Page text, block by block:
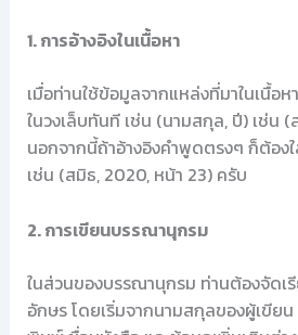
1. การอ้างอิงในเนื้อหา
เมื่อท่านใช้ข้อมูลจากแหล่งที่มาในเนื้อห
ในวงเล็บทันที เช่น (นามสกุล, ปี) เช่น
นอกจากนี้ถ้าอ้างอิงคำพูดตรงๆ ก็ต้อง
เช่น (สมิธ, 2020, หน้า 23) ครับ
2. การเขียนบรรณานุกรม
ในส่วนของบรรณานุกรม ท่านต้องจัดเ
อักษร โดยเริ่มจากนามสกุลของผู้เขีย